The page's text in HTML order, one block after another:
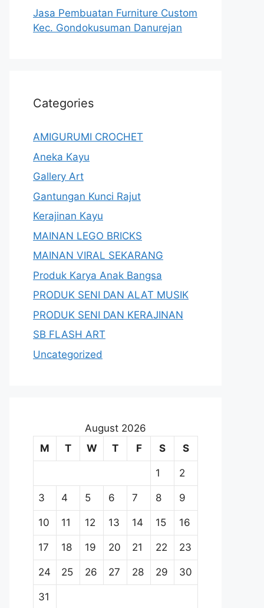
Jasa Pembuatan Furniture Custom
Kec. Gondokusuman Danurejan
Categories
AMIGURUMI CROCHET
Aneka Kayu
Gallery Art
Gantungan Kunci Rajut
Kerajinan Kayu
MAINAN LEGO BRICKS
MAINAN VIRAL SEKARANG
Produk Karya Anak Bangsa
PRODUK SENI DAN ALAT MUSIK
PRODUK SENI DAN KERAJINAN
SB FLASH ART
Uncategorized
August 2026
M
T W T F S S
1 2
3 4 5 6 7 8 9
10 11 12 13 14 15 16
17 18 19 20 21 22 23
24 25 26 27 28 29 30
31